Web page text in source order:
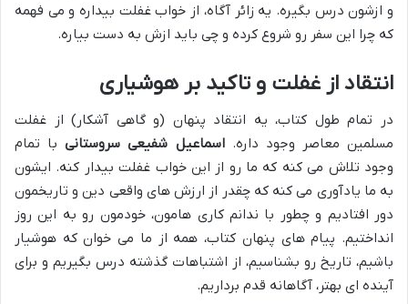
و ازشون درس بگیره. یه زائر آگاه، از خواب غفلت بیداره و می فهمه
که چرا این سفر رو شروع کرده و چی باید ازش به دست بیاره.
انتقاد از غفلت و تاکید بر هوشیاری
در تمام طول کتاب، یه انتقاد پنهان (و گاهی آشکار) از غفلت
مسلمین معاصر وجود داره.اسماعیل شفیعی سروستانیبا تمام
وجود تلاش می کنه که ما رو از این خواب غفلت بیدار کنه. ایشون
به ما یادآوری می کنه که چقدر از ارزش های واقعی دین و تاریخمون
دور افتادیم و چطور با ندانم کاری هامون، خودمون رو به این روز
انداختیم. پیام های پنهان کتاب، همه از ما می خوان که هوشیار
باشیم، تاریخ رو بشناسیم، از اشتباهات گذشته درس بگیریم و برای
آینده ای بهتر، آگاهانه قدم برداریم.